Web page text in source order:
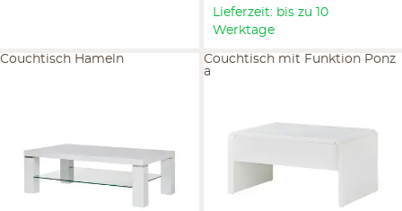
Lieferzeit: bis zu 10
Werktage
Couchtisch Hameln
Couchtisch mit Funktion Ponz
a